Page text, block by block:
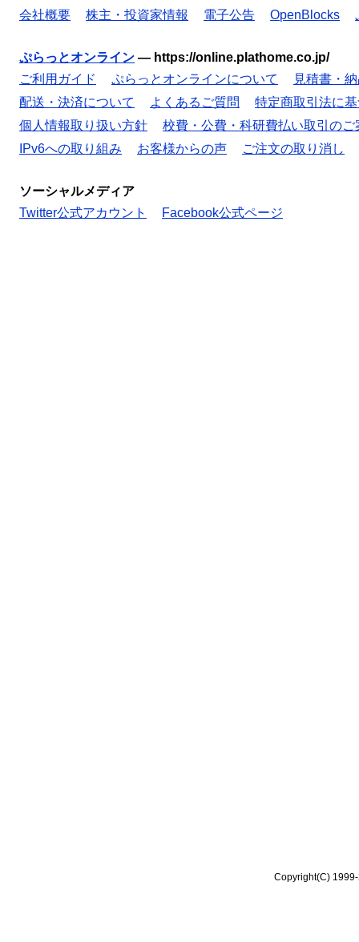
会社概要 株主・投資家情報 電子公告 OpenBlocks
ぷらっとオンライン — https://online.plathome.co.jp/
ご利用ガイド
ぷらっとオンラインについて
見積書・
配送・決済について
よくあるご質問
特定商取引法に
個人情報取り扱い方針
校費・公費・科研費払い取引のご
IPv6への取り組み
お客様からの声 ご注文の取り消し
ソーシャルメディア
Twitter公式アカウント
Facebook公式ページ
Copyright(C)